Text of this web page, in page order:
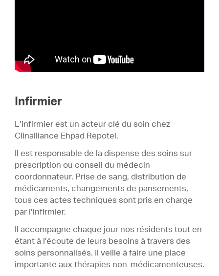
Infirmier
L’infirmier est un acteur clé du soin chez
Clinalliance Ehpad Repotel.
Il est responsable de la dispense des soins sur
prescription ou conseil du médecin
coordonnateur. Prise de sang, distribution de
médicaments, changements de pansements,
tous ces actes techniques sont pris en charge
par l’infirmier.
Il accompagne chaque jour nos résidents tout en
étant à l’écoute de leurs besoins à travers des
soins personnalisés. Il veille à faire une place
importante aux thérapies non-médicamenteuses.